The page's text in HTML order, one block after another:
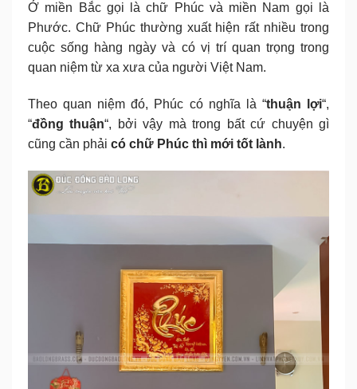
Ở miền Bắc gọi là chữ Phúc và miền Nam gọi là
Phước. Chữ Phúc thường xuất hiện rất nhiều trong
cuộc sống hàng ngày và có vị trí quan trọng trong
quan niệm từ xa xưa của người Việt Nam.
Theo quan niệm đó, Phúc có nghĩa là “thuận lợi“,
“đồng thuận“, bởi vậy mà trong bất cứ chuyện gì
cũng cần phải có chữ Phúc thì mới tốt lành.